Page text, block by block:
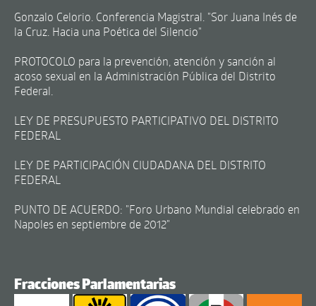
Gonzalo Celorio. Conferencia Magistral. "Sor Juana Inés de
la Cruz. Hacia una Poética del Silencio"
PROTOCOLO para la prevención, atención y sanción al
acoso sexual en la Administración Pública del Distrito
Federal.
LEY DE PRESUPUESTO PARTICIPATIVO DEL DISTRITO
FEDERAL
LEY DE PARTICIPACIÓN CIUDADANA DEL DISTRITO
FEDERAL
PUNTO DE ACUERDO: "Foro Urbano Mundial celebrado en
Napoles en septiembre de 2012"
Fracciones Parlamentarias